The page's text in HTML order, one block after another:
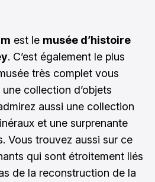
est le musée d’histoire
. C’est également le plus
très complet vous
collection d’objets
aussi une collection
et une surprenante
Vous trouvez aussi sur ce
qui sont étroitement liés
de la reconstruction de la